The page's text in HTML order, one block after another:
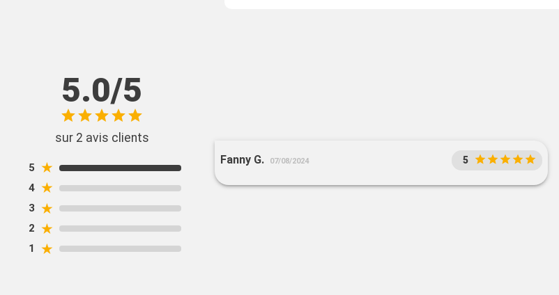
5.0/5
sur 2 avis clients
5 ★
4 ★
3 ★
2 ★
1 ★
Fanny G. 07/08/2024 5